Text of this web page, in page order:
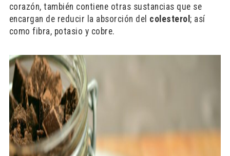
corazón, también contiene otras sustancias que se
encargan de reducir la absorción del colesterol ; así
como fibra, potasio y cobre.